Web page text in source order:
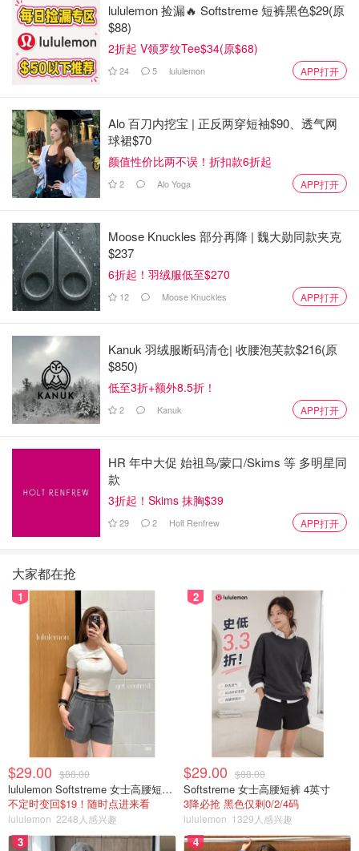
lululemon 捡漏🔥 Softstreme 短裤黑色$29(原
$88)
2折起 V领罗纹Tee$34(原$68)
24 5 lululemon APP打开
Alo 百刀内挖宝 | 正反两穿短袖$90、透气网
球裙$70
颜值性价比两不误！折扣款6折起
2 Alo Yoga APP打开
Moose Knuckles 部分再降 | 魏大勋同款夹克
$237
6折起！羽绒服低至$270
12 Moose Knuckles APP打开
Kanuk 羽绒服断码清仓| 收腰泡芙款$216(原
$850)
低至3折+额外8.5折！
2 Kanuk APP打开
HR 年中大促 始祖鸟/蒙口/Skims 等 多明星同
款
3折起！Skims 抹胸$39
29 2 Holt Renfrew APP打开
大家都在抢
1
$29.00 $88.00
lululemon Softstreme 女士高腰短裤 10cm
不定时变回$19！随时点进来看
lululemon 2248人感兴趣
2
$29.00 $88.00
Softstreme 女士高腰短裤 4英寸
3降必抢 黑色仅剩0/2/4码
lululemon 1329人感兴趣
3 4